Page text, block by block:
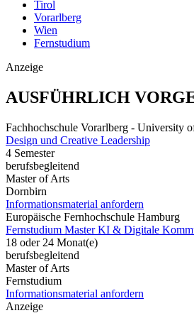
Tirol
Vorarlberg
Wien
Fernstudium
Anzeige
AUSFÜHRLICH
Fachhochschule Vorarlberg - University
Design und Creative Leadership
4 Semester
berufsbegleitend
Master of Arts
Dornbirn
Informationsmaterial anfordern
Europäische Fernhochschule Hamburg
Fernstudium Master KI & Digitale
18 oder 24 Monat(e)
berufsbegleitend
Master of Arts
Fernstudium
Informationsmaterial anfordern
Anzeige